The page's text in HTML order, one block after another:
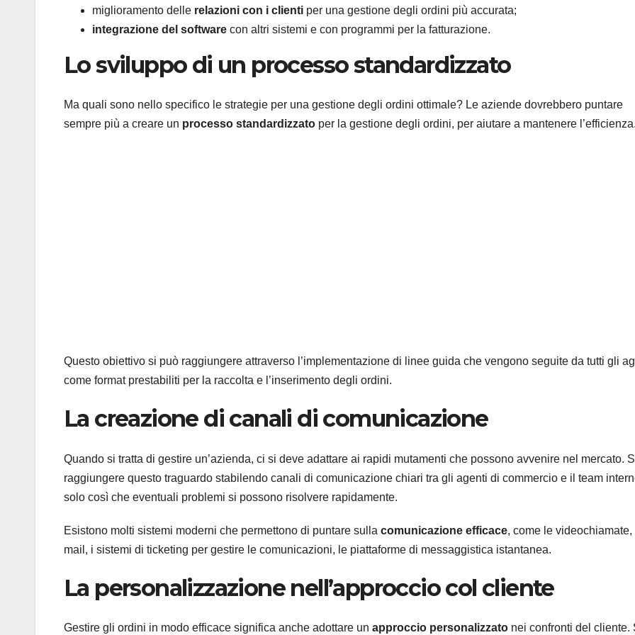
miglioramento delle relazioni con i clienti per una gestione degli ordini più accurata;
integrazione del software con altri sistemi e con programmi per la fatturazione.
Lo sviluppo di un processo standardizzato
Ma quali sono nello specifico le strategie per una gestione degli ordini ottimale? Le aziende dovrebbero puntare
sempre più a creare un processo standardizzato per la gestione degli ordini, per aiutare a mantenere
Questo obiettivo si può raggiungere attraverso l’implementazione di linee guida che vengono seguite da tutti gli
come format prestabiliti per la raccolta e l’inserimento degli ordini.
La creazione di canali di comunicazione
Quando si tratta di gestire un’azienda, ci si deve adattare ai rapidi mutamenti che possono avvenire nel mercato.
raggiungere questo traguardo stabilendo canali di comunicazione chiari tra gli agenti di commercio e il team
solo così che eventuali problemi si possono risolvere rapidamente.
Esistono molti sistemi moderni che permettono di puntare sulla comunicazione efficace, come le videochiamate,
mail, i sistemi di ticketing per gestire le comunicazioni, le piattaforme di messaggistica istantanea.
La personalizzazione nell’approccio col cliente
Gestire gli ordini in modo efficace significa anche adottare un approccio personalizzato nei confronti del cliente.